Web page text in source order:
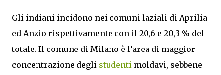
Gli indiani incidono nei comuni laziali di Aprilia
ed Anzio rispettivamente con il 20,6 e 20,3 % del
totale. Il comune di Milano è l’area di maggior
concentrazione degli studenti moldavi, sebbene